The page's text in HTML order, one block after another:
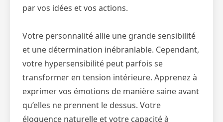
par vos idées et vos actions.
Votre personnalité allie une grande sensibilité
et une détermination inébranlable. Cependant,
votre hypersensibilité peut parfois se
transformer en tension intérieure. Apprenez à
exprimer vos émotions de manière saine avant
qu’elles ne prennent le dessus. Votre
éloquence naturelle et votre capacité à